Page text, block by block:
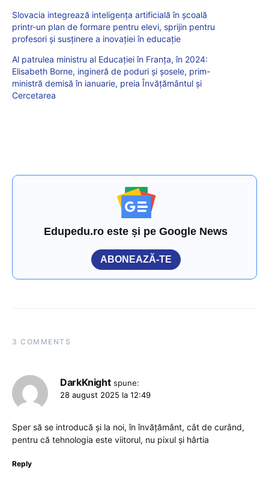
Slovacia integrează inteligența artificială în școală
printr-un plan de formare pentru elevi, sprijin pentru
profesori și susținere a inovației în educație
Al patrulea ministru al Educației în Franța, în 2024:
Elisabeth Borne, ingineră de poduri și șosele, prim-
ministră demisă în ianuarie, preia Învățământul și
Cercetarea
Edupedu.ro este și pe Google News
ABONEAZĂ-TE
3 COMMENTS
DarkKnight spune:
28 august 2025 la 12:49
Sper să se introducă și la noi, în învățământ, cât de curând,
pentru că tehnologia este viitorul, nu pixul și hârtia
Reply